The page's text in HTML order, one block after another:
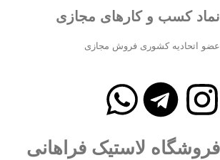
نماد کسب و کارهای مجازی
عضو اتحادیه کشوری فروش مجازی
فروشگاه لاستیک فراهانی